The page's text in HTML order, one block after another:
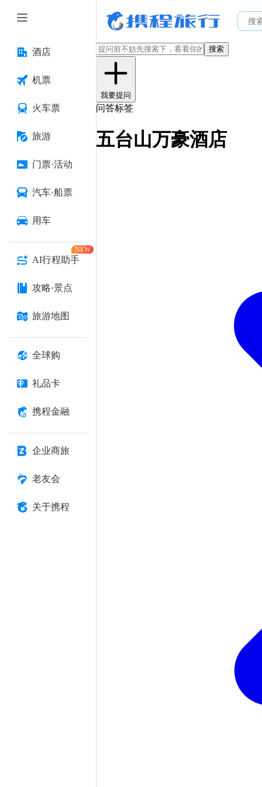
酒店
机票
火车票
旅游
门票·活动
汽车·船票
用车
AI行程助手
NEW
攻略·景点
旅游地图
全球购
礼品卡
携程金融
企业商旅
老友会
关于携程
搜索
我要提问
问答标签
五台山万豪酒店